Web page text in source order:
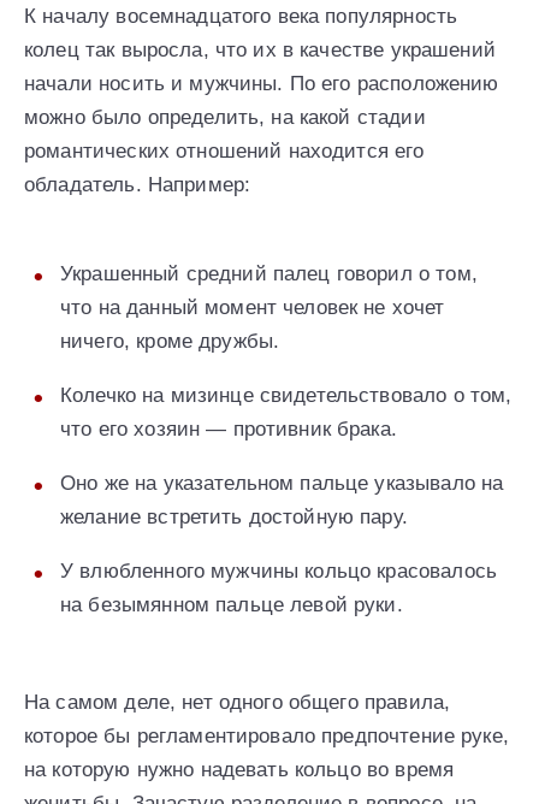
К началу восемнадцатого века популярность
колец так выросла, что их в качестве украшений
начали носить и мужчины. По его расположению
можно было определить, на какой стадии
романтических отношений находится его
обладатель. Например:
Украшенный средний палец говорил о том,
что на данный момент человек не хочет
ничего, кроме дружбы.
Колечко на мизинце свидетельствовало о том,
что его хозяин — противник брака.
Оно же на указательном пальце указывало на
желание встретить достойную пару.
У влюбленного мужчины кольцо красовалось
на безымянном пальце левой руки.
На самом деле, нет одного общего правила,
которое бы регламентировало предпочтение руке,
на которую нужно надевать кольцо во время